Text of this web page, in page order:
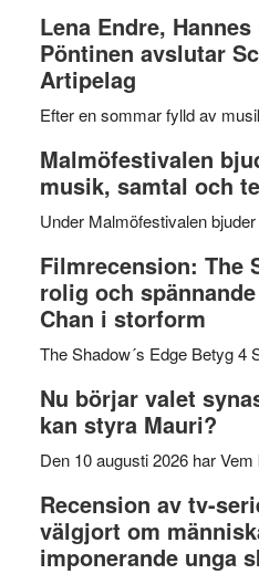
Lena Endre,
Pöntinen avslutar
Artipelag
Efter en sommar fylld av
Malmöfestivalen
musik, samtal och
Under Malmöfestivalen
Filmrecension: The
rolig och
Chan i storform
The Shadow´s Edge Betyg
Nu börjar valet
kan styra Mauri?
Den 10 augusti 2026 har
Recension av tv-
välgjort om
imponerande unga